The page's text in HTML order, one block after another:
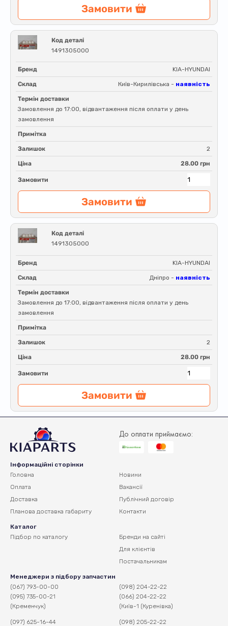
Замовити
Код деталі
1491305000
Бренд KIA-HYUNDAI
Склад Київ-Кирилівська - наявність
Термін доставки
Замовлення до 17:00, відвантаження після оплати у день
замовлення
Примітка
Залишок 2
Ціна 28.00 грн
Замовити
Замовити
Код деталі
1491305000
Бренд KIA-HYUNDAI
Склад Дніпро - наявність
Термін доставки
Замовлення до 17:00, відвантаження після оплати у день
замовлення
Примітка
Залишок 2
Ціна 28.00 грн
Замовити
Замовити
До оплати приймаємо:
Інформаційні сторінки
Головна
Оплата
Доставка
Планова доставка габариту
Новини
Вакансії
Публічний договір
Контакти
Каталог
Підбор по каталогу
Бренди на сайті
Для клієнтів
Постачальникам
Менеджери з підбору запчастин
(067) 793-00-00
(095) 735-00-21
(Кременчук)
(097) 625-16-44
(098) 204-22-22
(066) 204-22-22
(Київ-1 (Куренівка)
(098) 205-22-22